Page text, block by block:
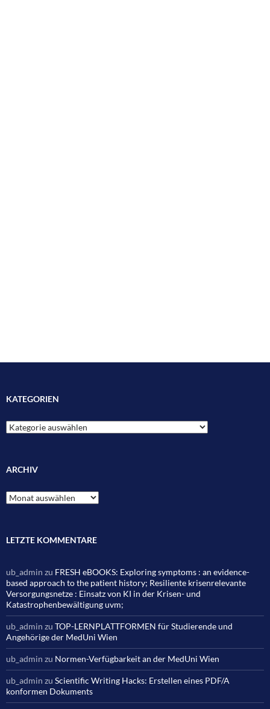
KATEGORIEN
Kategorien
ARCHIV
Archiv
LETZTE KOMMENTARE
ub_admin zu FRESH eBOOKS: Exploring symptoms : an evidence-
based approach to the patient history; Resiliente krisenrelevante
Versorgungsnetze : Einsatz von KI in der Krisen- und
Katastrophenbewältigung uvm;
ub_admin zu TOP-LERNPLATTFORMEN für Studierende und
Angehörige der MedUni Wien
ub_admin zu Normen-Verfügbarkeit an der MedUni Wien
ub_admin zu Scientific Writing Hacks: Erstellen eines PDF/A
konformen Dokuments